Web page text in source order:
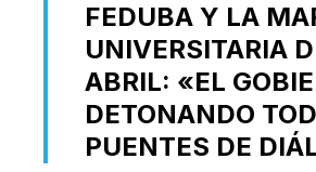
FEDUBA Y LA
UNIVERSITARIA
ABRIL: «EL
DETONANDO
PUENTES DE